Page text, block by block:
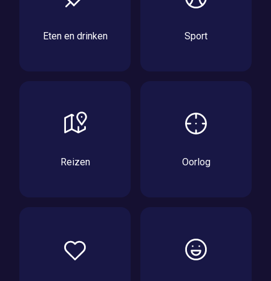
Eten en drinken Sport
Reizen Oorlog